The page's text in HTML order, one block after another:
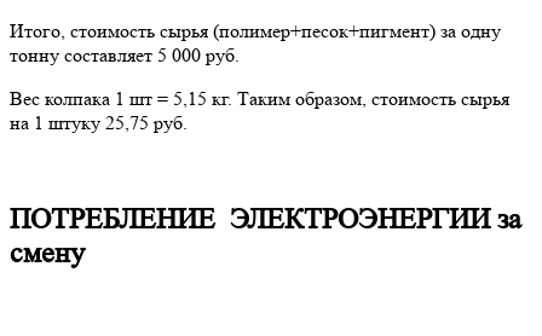
Итого, стоимость сырья (полимер+песок+пигмент) за одну
тонну составляет 5 000 руб.
Вес колпака 1 шт = 5,15 кг. Таким образом, стоимость сырья
на 1 штуку 25,75 руб.
ПОТРЕБЛЕНИЕ ЭЛЕКТРОЭНЕРГИИ за
смену